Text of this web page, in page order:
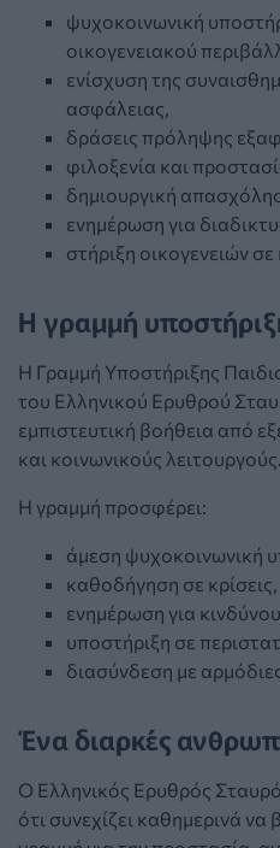
ψυχοκοινωνική
οικογενειακού
ενίσχυση της
ασφάλειας,
δράσεις πρόληψης
φιλοξενία και
δημιουργική
ενημέρωση για
στήριξη οικογενειών σε
Η γραμμή
Η Γραμμή Υποστήριξης
του Ελληνικού Ερυθρού
εμπιστευτική βοήθεια από
και κοινωνικούς λειτουργούς.
Η γραμμή προσφέρει:
άμεση ψυχοκοινωνική
καθοδήγηση σε κρίσεις,
ενημέρωση για
υποστήριξη σε
διασύνδεση με
Ένα διαρκές
Ο Ελληνικός Ερυθρός
ότι συνεχίζει καθημερινά να